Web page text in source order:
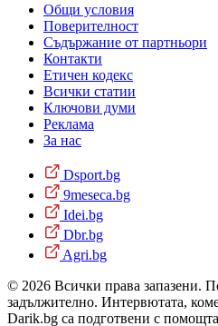
Общи условия
Поверителност
Съдържание от партньори
Контакти
Етичен кодекс
Всички статии
Ключови думи
Реклама
За нас
Dsport.bg
9meseca.bg
Idei.bg
Dbr.bg
Agri.bg
© 2026 Всички права запазени.
задължително. Интервютата,
Darik.bg са подготвени с